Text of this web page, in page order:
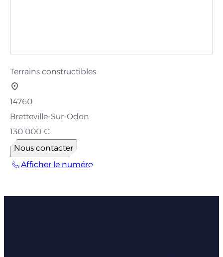
Terrains constructibles
14760
Bretteville-Sur-Odon
130 000 €
Nous contacter
Afficher le numéro